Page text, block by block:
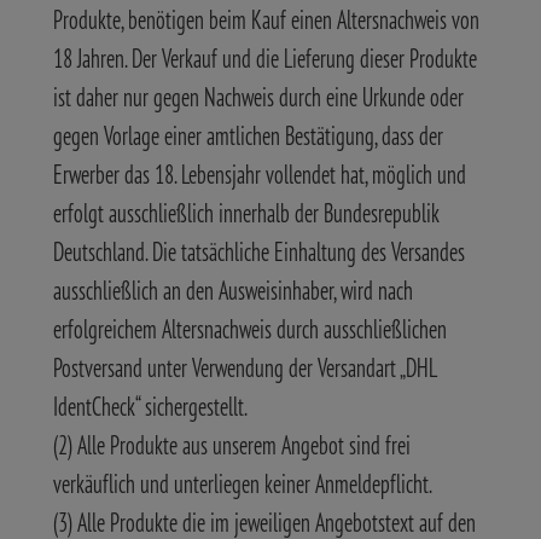
Produkte, benötigen beim Kauf einen Altersnachweis von
18 Jahren. Der Verkauf und die Lieferung dieser Produkte
ist daher nur gegen Nachweis durch eine Urkunde oder
gegen Vorlage einer amtlichen Bestätigung, dass der
Erwerber das 18. Lebensjahr vollendet hat, möglich und
erfolgt ausschließlich innerhalb der Bundesrepublik
Deutschland. Die tatsächliche Einhaltung des Versandes
ausschließlich an den Ausweisinhaber, wird nach
erfolgreichem Altersnachweis durch ausschließlichen
Postversand unter Verwendung der Versandart „DHL
IdentCheck“ sichergestellt.
(2) Alle Produkte aus unserem Angebot sind frei
verkäuflich und unterliegen keiner Anmeldepflicht.
(3) Alle Produkte die im jeweiligen Angebotstext auf den